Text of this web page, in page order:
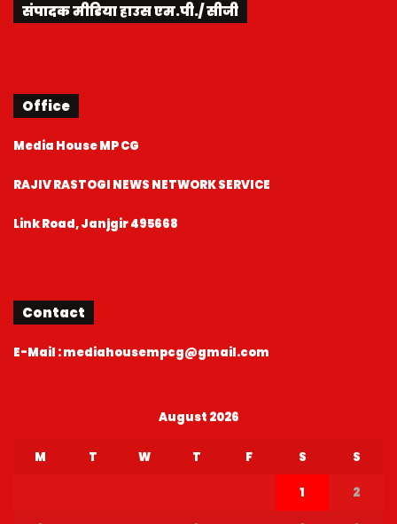
संपादक मीडिया हाउस एम.पी./ सीजी
Office
Media House MP CG
RAJIV RASTOGI NEWS NETWORK SERVICE
Link Road, Janjgir 495668
Contact
E-Mail : mediahousempcg@gmail.com
August 2026
M T W T F S S
1 2